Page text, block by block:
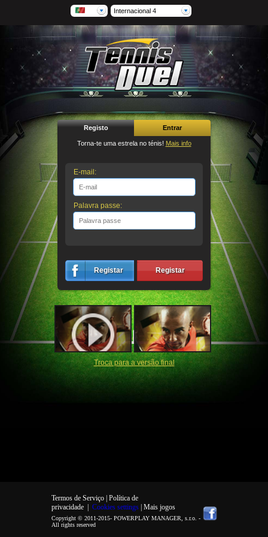
Internacional 4
Registo Entrar
Torna-te uma estrela no ténis! Mais info
E-mail:
Palavra passe:
Registar Registar
Troca para a versão final
Termos de Serviço | Política de
privacidade| Cookies settings | Mais jogos
Copyright © 2011-2015- POWERPLAY MANAGER, s.r.o. -
All rights reserved